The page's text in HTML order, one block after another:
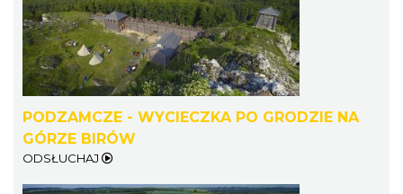
Kalendarium Wydarzeń Jurajskich 2026
2026-03-04
2.13 km
PODZAMCZE - WYCIECZKA PO GRODZIE NA
GÓRZE BIRÓW
ODSŁUCHAJ